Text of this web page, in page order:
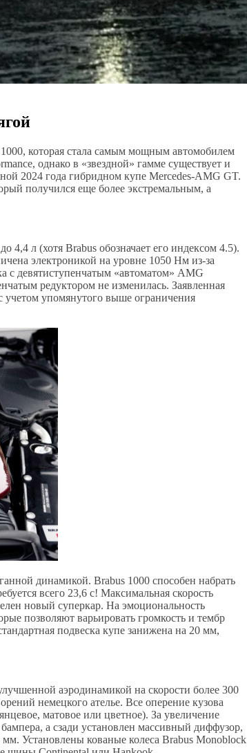
которая стала самым мощным автомобилем
однако в «звездной» гамме существует и
2024 года гибридном купе Mercedes-AMG GT.
получился еще более экстремальным, а
4,4 л (хотя Brabus обозначает его индексом 4.5).
электроникой на уровне 1050 Нм из-за
с девятиступенчатым «автоматом» AMG
редуктором не изменилась. Заявленная
учетом упомянутого выше ограничения
динамикой. Brabus 1000 способен набрать
всего 23,6 с! Максимальная скорость
новый суперкар. На эмоциональность
позволяют варьировать громкость и тембр
подвеска купе занижена на 20 мм,
аэродинамикой на скорости более 300
немецкого ателье. Все оперение кузова
матовое или цветное). За увеличение
а сзади установлен массивный диффузор,
Установлены кованые колеса Brabus Monoblock